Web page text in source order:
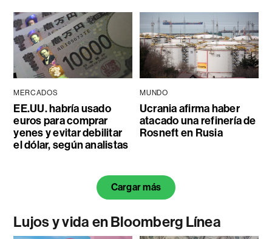
MERCADOS
EE.UU. habría usado
euros para comprar
yenes y evitar debilitar
el dólar, según analistas
MUNDO
Ucrania afirma haber
atacado una refinería de
Rosneft en Rusia
Cargar más
Lujos y vida en Bloomberg Línea